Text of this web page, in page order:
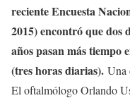
reciente Encuesta
2015) encontró que dos
años pasan más tiempo
(tres horas diarias). Una
El oftalmólogo Orlando